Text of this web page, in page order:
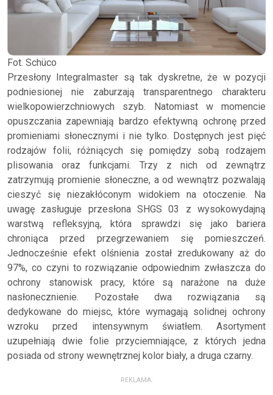
Fot. Schüco
Przesłony Integralmaster są tak dyskretne, że w pozycji
podniesionej nie zaburzają transparentnego charakteru
wielkopowierzchniowych szyb. Natomiast w momencie
opuszczania zapewniają bardzo efektywną ochronę przed
promieniami słonecznymi i nie tylko. Dostępnych jest pięć
rodzajów folii, różniących się pomiędzy sobą rodzajem
plisowania oraz funkcjami. Trzy z nich od zewnątrz
zatrzymują promienie słoneczne, a od wewnątrz pozwalają
cieszyć się niezakłóconym widokiem na otoczenie. Na
uwagę zasługuje przesłona SHGS 03 z wysokowydajną
warstwą refleksyjną, która sprawdzi się jako bariera
chroniąca przed przegrzewaniem się pomieszczeń.
Jednocześnie efekt olśnienia został zredukowany aż do
97%, co czyni to rozwiązanie odpowiednim zwłaszcza do
ochrony stanowisk pracy, które są narażone na duże
nasłonecznienie. Pozostałe dwa rozwiązania są
dedykowane do miejsc, które wymagają solidnej ochrony
wzroku przed intensywnym światłem. Asortyment
uzupełniają dwie folie przyciemniające, z których jedna
posiada od strony wewnętrznej kolor biały, a druga czarny.
REKLAMA: